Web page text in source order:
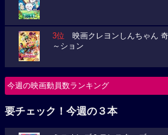
3位 映画クレヨンしんちゃん
～ション
今週の映画動員数ランキング
要チェック！今週の３本